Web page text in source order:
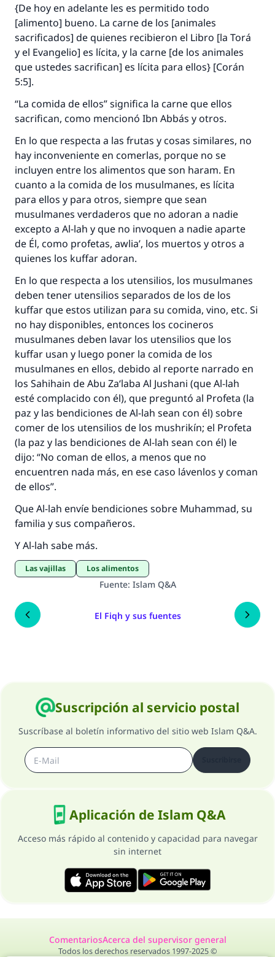
{De hoy en adelante les es permitido todo
[alimento] bueno. La carne de los [animales
sacrificados] de quienes recibieron el Libro [la Torá
y el Evangelio] es lícita, y la carne [de los animales
que ustedes sacrifican] es lícita para ellos} [Corán
5:5].
“La comida de ellos” significa la carne que ellos
sacrifican, como mencionó Ibn Abbás y otros.
En lo que respecta a las frutas y cosas similares, no
hay inconveniente en comerlas, porque no se
incluyen entre los alimentos que son haram. En
cuanto a la comida de los musulmanes, es lícita
para ellos y para otros, siempre que sean
musulmanes verdaderos que no adoran a nadie
excepto a Al-lah y que no invoquen a nadie aparte
de Él, como profetas, awlia’, los muertos y otros a
quienes los kuffaradoran.
En lo que respecta a los utensilios, los musulmanes
deben tener utensilios separados de los de los
kuffarque estos utilizan para su comida, vino, etc. Si
no hay disponibles, entonces los cocineros
musulmanes deben lavar los utensilios que los
kuffar usan y luego poner la comida de los
musulmanes en ellos, debido al reporte narrado en
los Sahihain de Abu Za‘laba Al Jushani (que Al-lah
esté complacido con él), que preguntó al Profeta (la
paz y las bendiciones de Al-lah sean con él) sobre
comer de los utensilios de los mushrikín; el Profeta
(la paz y las bendiciones de Al-lah sean con él) le
dijo: “No coman de ellos, a menos que no
encuentren nada más, en ese caso lávenlos y coman
de ellos”.
Que Al-lah envíe bendiciones sobre Muhammad, su
familia y sus compañeros.
Y Al-lah sabe más.
Las vajillas Los alimentos
Fuente: Islam Q&A
El Fiqh y sus fuentes
Suscripción al servicio postal
Suscríbase al boletín informativo del sitio web Islam Q&A.
Aplicación de Islam Q&A
Acceso más rápido al contenido y capacidad para navegar
sin internet
ComentariosAcerca del supervisor general
Todos los derechos reservados 1997-2025 ©
La respuesta no. 110845 salvó un
matrimonio.
Desde la Q hasta la A, su contribución ayuda a
IslamQA.
Profeta ﷺ dijo:
"Una persona que orienta a otros a hacer el
bien obtendrá la misma recompensa que
aquellos que lo realicen."
(MUSLIM, 1893)
Contribuir